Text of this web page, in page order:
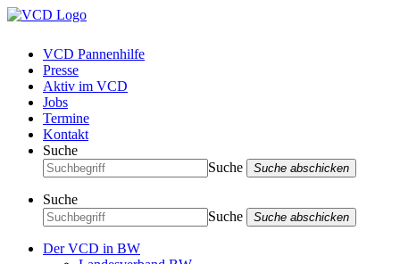
VCD Pannenhilfe
Presse
Aktiv im VCD
Jobs
Termine
Kontakt
Suche
Suche
Suche abschicken
Suche
Suche
Suche abschicken
Der VCD in BW